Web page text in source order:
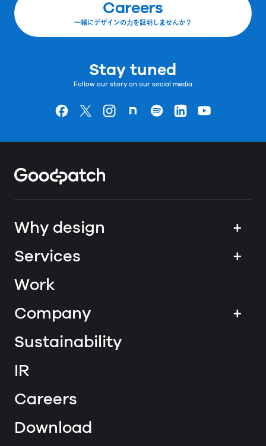
Careers
一緒にデザインの力を証明しませんか？
Stay tuned
Follow our story on our social media
Goodpatchの
ページ
Goodpatchの
ページ
Goodpatchの
ページGoodpatchの
ページ
Goodpatchの
ページ
Goodpatchの
ページ
Goodpatchの
Why design
+
Services
+
Work
Company
+
Sustainability
IR
Careers
Download